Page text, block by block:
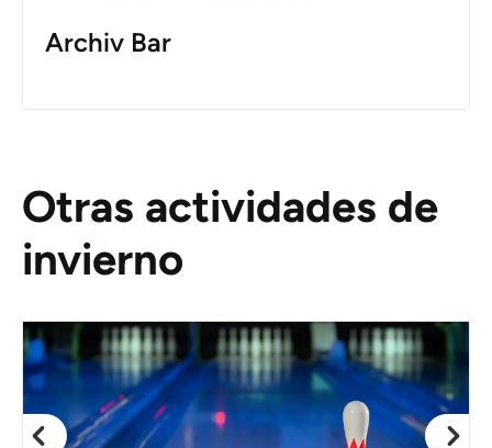
Archiv Bar
Otras actividades de
invierno